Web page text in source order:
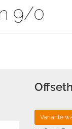
9/0
Variante